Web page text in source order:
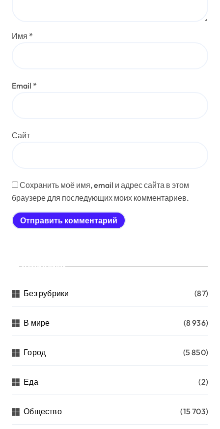
Имя *
Email *
Сайт
Сохранить моё имя, email и адрес сайта в этом
браузере для последующих моих комментариев.
Рубрики
Без рубрики (87)
В мире (8 936)
Город (5 850)
Еда (2)
Общество (15 703)